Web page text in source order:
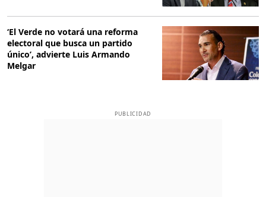
‘El Verde no votará una reforma
electoral que busca un partido
único’, advierte Luis Armando
Melgar
PUBLICIDAD